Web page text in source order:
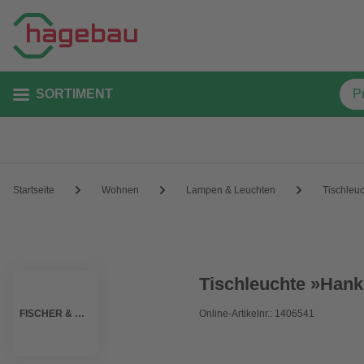
SORTIMENT
Startseite Wohnen Lampen & Leuchten
FISCHER & HONSEL
Tischleuchte
Online-Artikelnr.: 1406541